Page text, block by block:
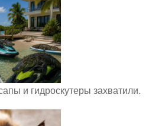
и гидроскутеры захватили.